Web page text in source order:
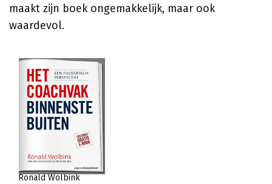
maakt zijn boek ongemakkelijk, maar ook
waardevol.
Ronald Wolbink